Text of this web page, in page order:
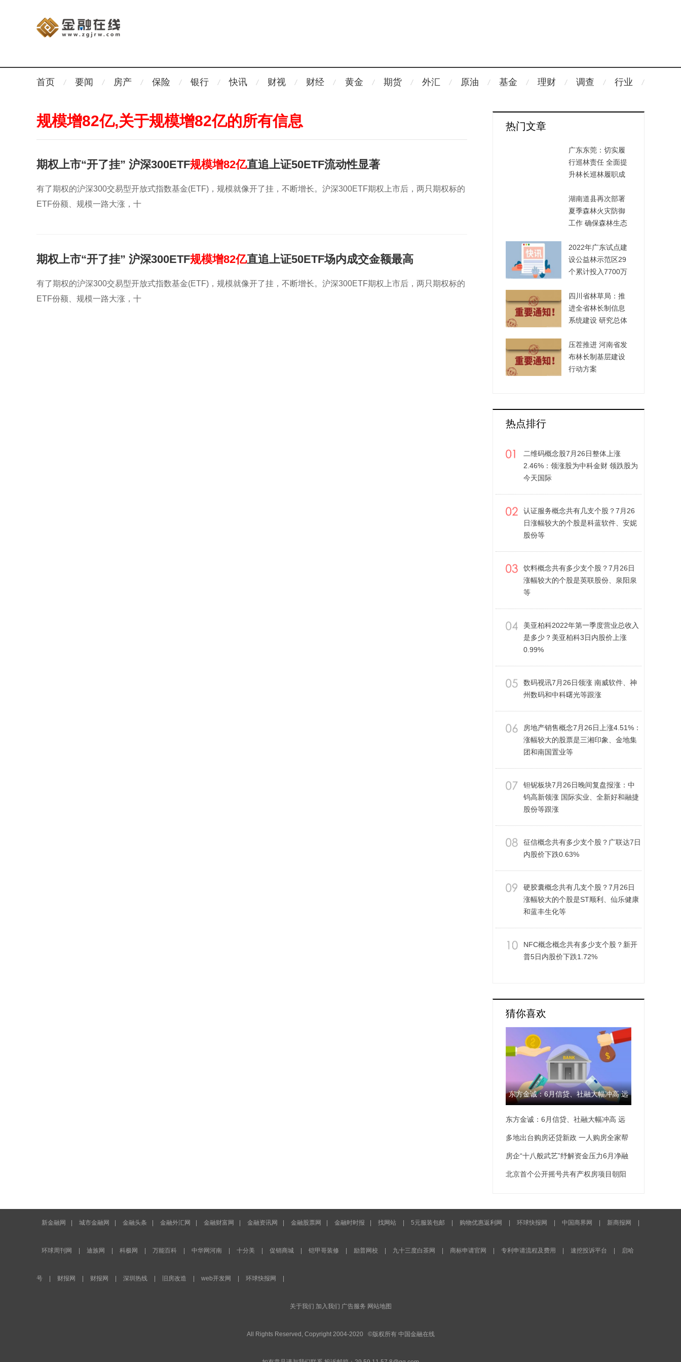
首页 要闻 房产 保险 银行 快讯 财视 财经 黄金 期货 外汇 原油 基金 理财 调查 行业
规模增82亿,关于规模增82亿的所有信息
期权上市“开了挂” 沪深300ETF规模增82亿直追上证50ETF流动性显著
有了期权的沪深300交易型开放式指数基金(ETF)，规模就像开了挂，不断增长。沪深300ETF期权上市后，两只期权标的
ETF份额、规模一路大涨，十
期权上市“开了挂” 沪深300ETF规模增82亿直追上证50ETF场内成交金额最高
有了期权的沪深300交易型开放式指数基金(ETF)，规模就像开了挂，不断增长。沪深300ETF期权上市后，两只期权标的
ETF份额、规模一路大涨，十
热门文章
广东东莞：切实履
行巡林责任 全面提
升林长巡林履职成
湖南道县再次部署
夏季森林火灾防御
工作 确保森林生态
2022年广东试点建
设公益林示范区29
个累计投入7700万
四川省林草局：推
进全省林长制信息
系统建设 研究总体
压茬推进 河南省发
布林长制基层建设
行动方案
热点排行
二维码概念股7月26日整体上涨
2.46%：领涨股为中科金财 领跌股为
今天国际
认证服务概念共有几支个股？7月26
日涨幅较大的个股是科蓝软件、安妮
股份等
饮料概念共有多少支个股？7月26日
涨幅较大的个股是英联股份、泉阳泉
等
美亚柏科2022年第一季度营业总收入
是多少？美亚柏科3日内股价上涨
0.99%
数码视讯7月26日领涨 南威软件、神
州数码和中科曙光等跟涨
房地产销售概念7月26日上涨4.51%：
涨幅较大的股票是三湘印象、金地集
团和南国置业等
钽铌板块7月26日晚间复盘报涨：中
钨高新领涨 国际实业、全新好和融捷
股份等跟涨
征信概念共有多少支个股？广联达7日
内股价下跌0.63%
硬胶囊概念共有几支个股？7月26日
涨幅较大的个股是ST顺利、仙乐健康
和蓝丰生化等
NFC概念概念共有多少支个股？新开
普5日内股价下跌1.72%
猜你喜欢
东方金诚：6月信贷、社融大幅冲高 远
超市场预期
东方金诚：6月信贷、社融大幅冲高 远
超市场预期
多地出台购房还贷新政 一人购房全家帮
房企“十八般武艺”纾解资金压力6月净融
资160亿元
北京首个公开摇号共有产权房项目朝阳
新金融网 城市金融网 金融头条 金融外汇网 金融财富网 金融资讯网 金融股票网 金融时时报 找网站 5元服装包邮 购物优惠返利网 环球快报网 中国商界网 新商报网
环球周刊网 迪族网 科极网 万能百科 中华网河南 十分美 促销商城 铠甲哥装修 励普网校 九十三度白茶网 商标申请官网 专利申请流程及费用 速挖投诉平台 启哈
号 财报网 财报网 深圳热线 旧房改造 web开发网 环球快报网
关于我们 加入我们 广告服务 网站地图
All Rights Reserved, Copyright 2004-2020 ©版权所有 中国金融在线